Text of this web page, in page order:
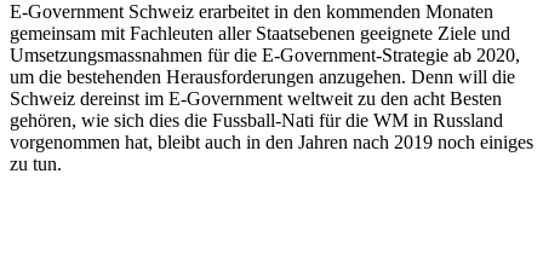
E-Government Schweiz erarbeitet in den kommenden Monaten
gemeinsam mit Fachleuten aller Staatsebenen geeignete Ziele und
Umsetzungsmassnahmen für die E-Government-Strategie ab 2020,
um die bestehenden Herausforderungen anzugehen. Denn will die
Schweiz dereinst im E-Government weltweit zu den acht Besten
gehören, wie sich dies die Fussball-Nati für die WM in Russland
vorgenommen hat, bleibt auch in den Jahren nach 2019 noch einiges
zu tun.